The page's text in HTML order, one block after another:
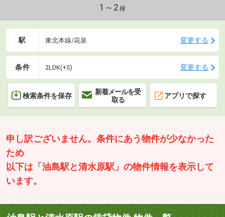
1～2 棟
駅 東北本線/花泉 変更する
条件 2LDK(+S) 変更する
検索条件を保存
新着メールを受
取る
アプリで探す
申し訳ございません。条件にあう物件が少なかった
ため
以下は「油島駅と清水原駅」の物件情報を表示して
います。